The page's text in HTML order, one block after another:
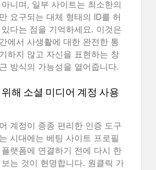
니며, 일부 사이트는 최소한의
요구되는 대체 형태의 ID를 허
다는 점을 기억하세요. 이것은
에서 사생활에 대한 완전한 통
하지 않고 자신을 표현하는 창
방식의 가능성을 열어줍니다.
해 소셜 미디어 계정 사용
계정이 종종 편리한 인증 도구
시대에는 베팅 사이트 프로필
랫폼에 연결하기 전에 다시 한
는 것이 현명합니다. 원클릭 가